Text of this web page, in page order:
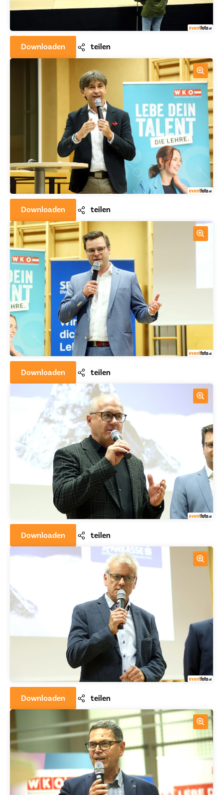
Downloaden teilen
Downloaden teilen
Downloaden teilen
Downloaden teilen
Downloaden teilen